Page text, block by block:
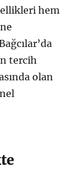
hem
tercih
olan